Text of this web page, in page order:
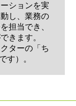
ションを実
し、業務の
担当でき、
きます。
ターの「ち
す）。